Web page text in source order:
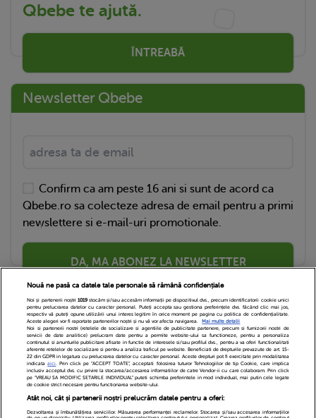
Qbebe te ajută.
ÎNTREABĂ
Newsletter Qbebe
Confirm ca am peste 16 ani si sunt de acord ca
Qbebe.ro sa colecteze adresa de email pentru a primi
newslettere si e-mail-uri promotionale.
DA, MA ABONEZ LA NEWSLETTER
Echipa Editoriala Newsletter
Contact
Cariere
Cookies Politica de confidentialitate
Nouă ne pasă ca datele tale personale să rămână confidențiale
Noi și partenerii noștri 1019stocăm și/sau accesăm informații pe dispozitivul dvs., precum identificatorii cookie unici
pentru prelucrarea datelor cu caracter personal. Puteți accepta sau gestiona preferințele dvs. făcând clic mai jos,
respectiv vă puteți opune utilizării unui interes legitim în orice moment pe pagina cu politica de confidențialitate.
Aceste alegeri vor fi raportate partenerilor noștri și nu vă vor afecta navigarea.
Mai multe detalii
Noi si partenerii nostri (retelele de socializare si agentiile de publicitate partenere, precum si furnizorii nostri de
servicii de date analitice) prelucram date pentru a permite website-ului sa functioneze, pentru a personaliza
continutul si anunturile publicitare afisate in functie de interesele si/sau profilul dvs., pentru a va oferi functionalitati
aferente retelelor de socializare si pentru a analiza traficul pe website. Beneficiati de drepturile prevazute de art. 15-
22 din GDPR in legatura cu prelucrarea datelor cu caracter personal. Aceste drepturi pot fi exercitate prin modalitatea
indicataaici. Prin click pe “ACCEPT TOATE”, acceptati folosirea tuturor Tehnologiilor de tip Cookie, care implica
inclusiv acceptul dvs. cu privire la stocarea/accesarea informatiilor de catre Vendor-ii cu care colaboram. Prin click
pe “VREAU SA MODIFIC SETARILE INDIVIDUAL” puteti schimba preferintele in mod individual, mai putin cele legate
de cookie strict necesare pentru functionarea website-ului.
Atât noi, cât și partenerii noștri prelucrăm datele pentru a oferi:
Dezvoltarea și îmbunătățirea serviciilor. Măsurarea performanței reclamelor. Stocarea și/sau accesarea informațiilor